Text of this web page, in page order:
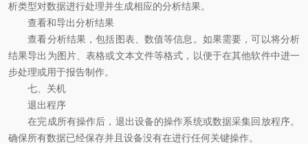
析类型对数据进行处理并生成相应的分析结果。
查看和导出分析结果
查看分析结果，包括图表、数值等信息。如果需要，可以将分析
结果导出为图片、表格或文本文件等格式，以便于在其他软件中进一
步处理或用于报告制作。
七、关机
退出程序
在完成所有操作后，退出设备的操作系统或数据采集回放程序。
确保所有数据已经保存并且设备没有在进行任何关键操作。